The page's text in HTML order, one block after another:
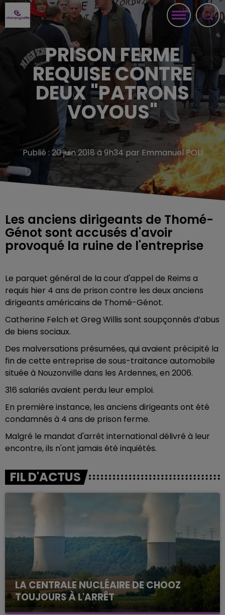
PRISON FERME
REQUISE CONTRE
DEUX "PATRONS
VOYOUS"
Publié : 20 juin 2018 à 9h34 par Emmanuel POLI
Les anciens dirigeants de Thomé-
Génot sont accusés d'avoir
provoqué la ruine de l'entreprise
Le parquet général de la cour d'appel de Reims a
requis hier 4 ans de prison contre les deux anciens
dirigeants américains de Thomé-Génot.
Catherine Felch et Greg Willis sont soupçonnés d’abus
de biens sociaux.
Des malversations présumées, qui avaient précipité la
fin de cette entreprise de sous-traitance automobile
située à Nouzonville dans les Ardennes, en 2006.
316 salariés avaient perdu leur emploi.
En première instance, les anciens dirigeants ont été
condamnés à 4 ans de prison ferme.
Malgré le mandat d'arrêt international délivré à leur
encontre, ils n'ont jamais été inquiétés.
FIL D'ACTUS
LA CENTRALE NUCLÉAIRE DE CHOOZ
TOUJOURS À L'ARRÊT
Cela fait déjà une semaine que la centrale